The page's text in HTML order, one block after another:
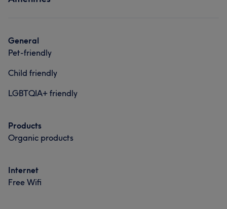
What our customers say about Coiffeur
Professional
General
Pet-friendly
Child friendly
LGBTQIA+ friendly
Products
Organic products
Internet
Free Wifi